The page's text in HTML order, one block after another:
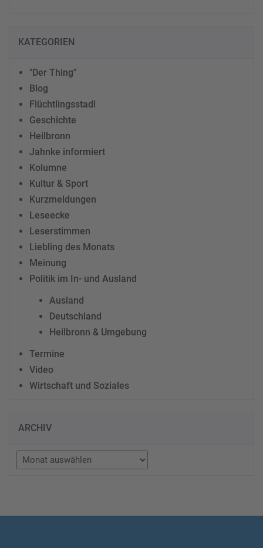
KATEGORIEN
"Der Thing"
Blog
Flüchtlingsstadl
Geschichte
Heilbronn
Jahnke informiert
Kolumne
Kultur & Sport
Kurzmeldungen
Leseecke
Leserstimmen
Liebling des Monats
Meinung
Politik im In- und Ausland
Ausland
Deutschland
Heilbronn & Umgebung
Termine
Video
Wirtschaft und Soziales
ARCHIV
Archiv